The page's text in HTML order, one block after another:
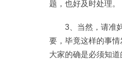
题，也好及时处理。
3、当然，请准
要，毕竟这样的事
大家的确是必须知道